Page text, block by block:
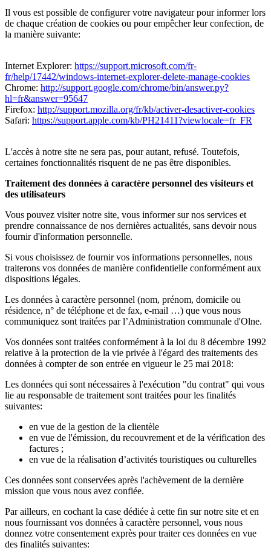
Il vous est possible de configurer votre navigateur pour informer lors
de chaque création de cookies ou pour empêcher leur confection, de
la manière suivante:
Internet Explorer: https://support.microsoft.com/fr-
fr/help/17442/windows-internet-explorer-delete-manage-cookies
Chrome: http://support.google.com/chrome/bin/answer.py?
hl=fr&answer=95647
Firefox: http://support.mozilla.org/fr/kb/activer-desactiver-cookies
Safari: https://support.apple.com/kb/PH21411?viewlocale=fr_FR
L'accès à notre site ne sera pas, pour autant, refusé. Toutefois,
certaines fonctionnalités risquent de ne pas être disponibles.
Traitement des données à caractère personnel des visiteurs et
des utilisateurs
Vous pouvez visiter notre site, vous informer sur nos services et
prendre connaissance de nos dernières actualités, sans devoir nous
fournir d'information personnelle.
Si vous choisissez de fournir vos informations personnelles, nous
traiterons vos données de manière confidentielle conformément aux
dispositions légales.
Les données à caractère personnel (nom, prénom, domicile ou
résidence, n° de téléphone et de fax, e-mail …) que vous nous
communiquez sont traitées par l’Administration communale d'Olne.
Vos données sont traitées conformément à la loi du 8 décembre 1992
relative à la protection de la vie privée à l'égard des traitements des
données à compter de son entrée en vigueur le 25 mai 2018:
Les données qui sont nécessaires à l'exécution "du contrat" qui vous
lie au responsable de traitement sont traitées pour les finalités
suivantes:
en vue de la gestion de la clientèle
en vue de l'émission, du recouvrement et de la vérification des
factures ;
en vue de la réalisation d’activités touristiques ou culturelles
Ces données sont conservées après l'achèvement de la dernière
mission que vous nous avez confiée.
Par ailleurs, en cochant la case dédiée à cette fin sur notre site et en
nous fournissant vos données à caractère personnel, vous nous
donnez votre consentement exprès pour traiter ces données en vue
des finalités suivantes: